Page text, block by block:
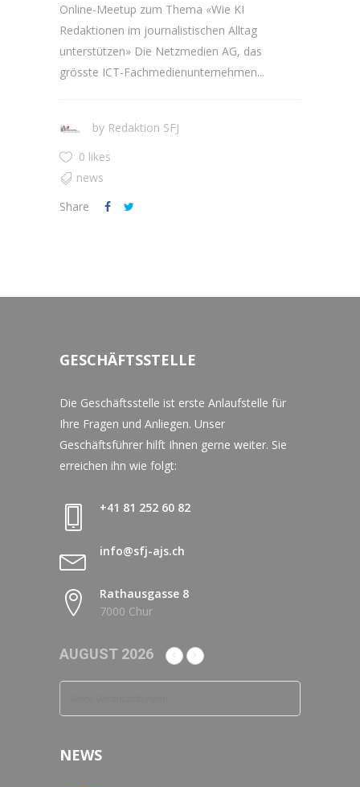
Online-Meetup zum Thema «Wie KI
Redaktionen im journalistischen Alltag
unterstützen» Die Netzmedien AG, das
grösste ICT-Fachmedienunternehmen...
by Redaktion SFJ
0 likes
news
Share
GESCHÄFTSSTELLE
Die Geschäftsstelle ist erste Anlaufstelle für
Ihre Fragen und Anliegen. Unser
Geschäftsführer hilft Ihnen gerne weiter. Sie
erreichen ihn wie folgt:
+41 81 252 60 82
info@sfj-ajs.ch
Rathausgasse 8
7000 Chur
AUGUST 2026
NEWS